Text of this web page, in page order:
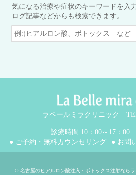
気になる治療や症状のキーワードを入
ログ記事などからも検索できます。
ラベールミラクリニック
診療時間:10：00～17：00
● ご予約・無料カウンセリング
● お問
© 名古屋のヒアルロン酸注入・ボトックス注射なら